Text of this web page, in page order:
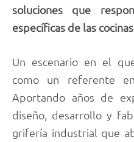
soluciones que
específicas de las
Un escenario en el
como un referente
Aportando años de
diseño, desarrollo y
grifería industrial que